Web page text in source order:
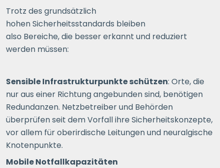
Trotz des grundsätzlich
hohen Sicherheitsstandards bleiben
also Bereiche, die besser erkannt und reduziert
werden müssen:
Sensible Infrastrukturpunkte schützen: Orte, die
nur aus einer Richtung angebunden sind, benötigen
Redundanzen. Netzbetreiber und Behörden
überprüfen seit dem Vorfall ihre Sicherheitskonzepte,
vor allem für oberirdische Leitungen und neuralgische
Knotenpunkte.
Mobile Notfallkapazitäten